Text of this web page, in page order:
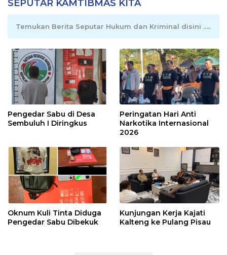
SEPUTAR KAMTIBMAS KITA
Temukan Berita Seputar Hukum dan Kriminal disini .....
Pengedar Sabu di Desa
Sembuluh I Diringkus
Peringatan Hari Anti
Narkotika Internasional
2026
Oknum Kuli Tinta Diduga
Pengedar Sabu Dibekuk
Kunjungan Kerja Kajati
Kalteng ke Pulang Pisau